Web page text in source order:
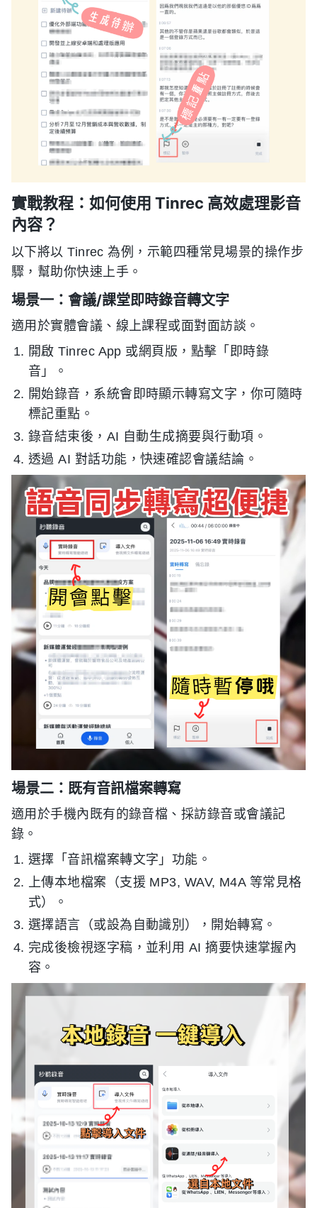
實戰教程：如何使用 Tinrec 高效處理影音
內容？
以下將以 Tinrec 為例，示範四種常見場景的操作步
驟，幫助你快速上手。
場景一：會議/課堂即時錄音轉文字
適用於實體會議、線上課程或面對面訪談。
開啟 Tinrec App 或網頁版，點擊「即時錄
音」。
開始錄音，系統會即時顯示轉寫文字，你可隨時
標記重點。
錄音結束後，AI 自動生成摘要與行動項。
透過 AI 對話功能，快速確認會議結論。
場景二：既有音訊檔案轉寫
適用於手機內既有的錄音檔、採訪錄音或會議記
錄。
選擇「音訊檔案轉文字」功能。
上傳本地檔案（支援 MP3, WAV, M4A 等常見格
式）。
選擇語言（或設為自動識別），開始轉寫。
完成後檢視逐字稿，並利用 AI 摘要快速掌握內
容。